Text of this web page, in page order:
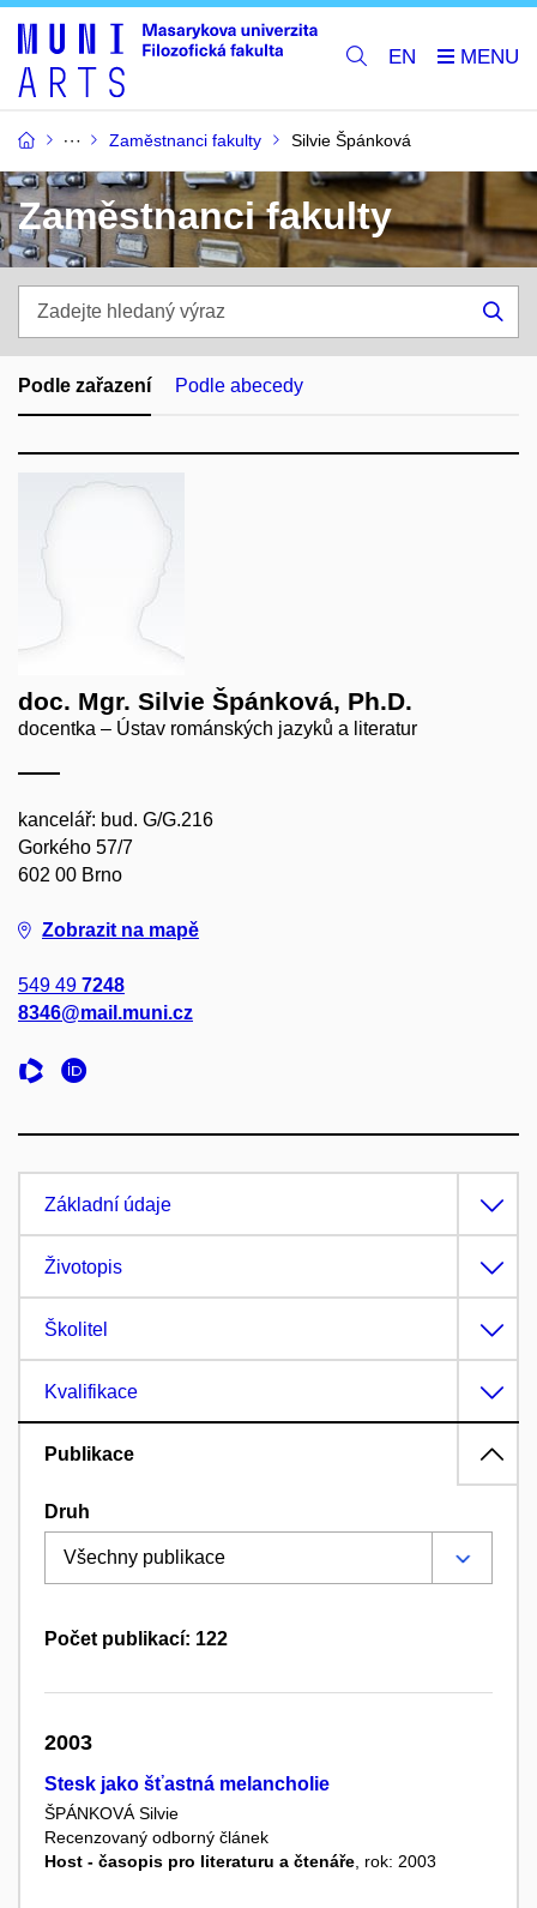
EN
Zaměstnanci fakulty Silvie Špánková
Zaměstnanci fakulty
hledaný
výraz
Podle zařazení Podle abecedy
doc. Mgr. Silvie Špánková, Ph.D.
docentka – Ústav románských jazyků a literatur
kancelář: bud. G/G.216
Gorkého 57/7
602 00 Brno
Zobrazit na mapě
549 49 7248
8346@mail.muni.cz
Základní údaje
Životopis
Školitel
Kvalifikace
Publikace
Druh
Počet publikací: 122
2003
Stesk jako šťastná melancholie
ŠPÁNKOVÁ Silvie
Recenzovaný odborný článek
Host - časopis pro literaturu a čtenáře , rok: 2003